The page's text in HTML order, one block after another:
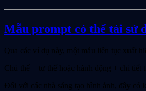
Mẫu prompt có thể tái sử
Qua các ví dụ này, một mẫu liên tục xuất
Chủ thể + tư thế hoặc hành động + chi tiết
Đối với các nhà sáng tạo hình ảnh, đây có